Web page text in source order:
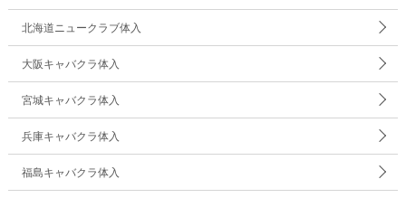
北海道ニュークラブ体入
大阪キャバクラ体入
宮城キャバクラ体入
兵庫キャバクラ体入
福島キャバクラ体入